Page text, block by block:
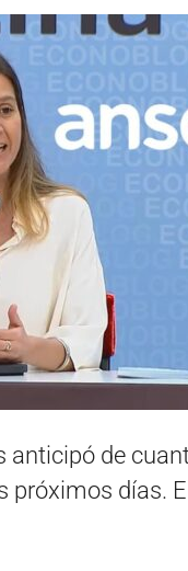
anticipó de
próximos días.